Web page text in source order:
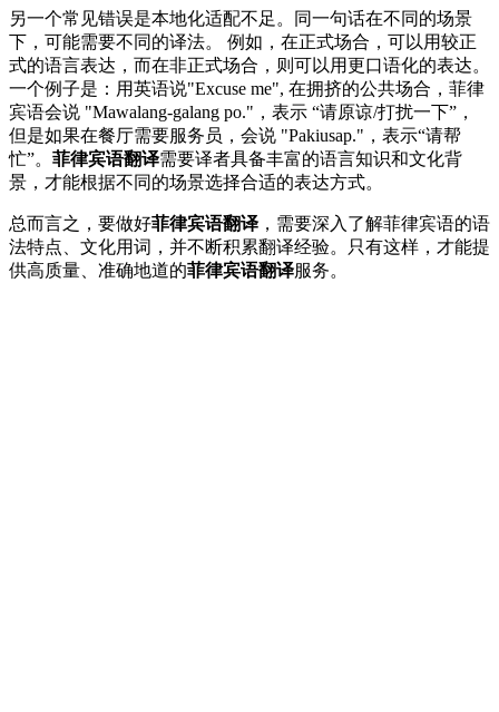
另一个常见错误是本地化适配不足。同一句话在不同的场景
下，可能需要不同的译法。 例如，在正式场合，可以用较正
式的语言表达，而在非正式场合，则可以用更口语化的表达。
一个例子是：用英语说"Excuse me", 在拥挤的公共场合，菲律
宾语会说 "Mawalang-galang po."，表示 “请原谅/打扰一下”，
但是如果在餐厅需要服务员，会说 "Pakiusap."，表示“请帮
忙”。 菲律宾语翻译需要译者具备丰富的语言知识和文化背
景，才能根据不同的场景选择合适的表达方式。
总而言之，要做好菲律宾语翻译 ，需要深入了解菲律宾语的语
法特点、文化用词，并不断积累翻译经验。只有这样，才能提
供高质量、准确地道的菲律宾语翻译服务。